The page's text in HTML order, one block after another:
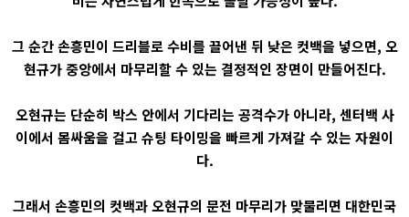
그 순간 손흥민이 드리블로 수비를 끌어낸 뒤 낮은 컷백을 넣으면, 오
현규가 중앙에서 마무리할 수 있는 결정적인 장면이 만들어진다.
오현규는 단순히 박스 안에서 기다리는 공격수가 아니라, 센터백 사
이에서 몸싸움을 걸고 슈팅 타이밍을 빠르게 가져갈 수 있는 자원이
다.
그래서 손흥민의 컷백과 오현규의 문전 마무리가 맞물리면 대한민국